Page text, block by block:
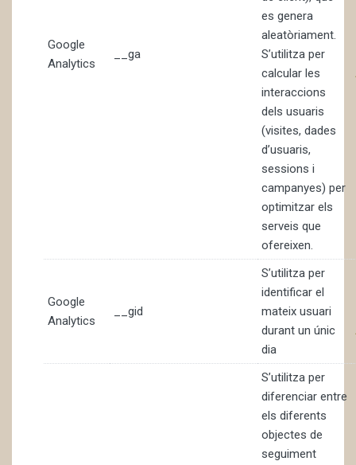
Google
Analytics
__ga
es genera
aleatòriament.
S’utilitza per
calcular les
interaccions
dels usuaris
(visites, dades
d’usuaris,
sessions i
campanyes) per
optimitzar els
serveis que
ofereixen.
Google
Analytics
__gid
S’utilitza per
identificar el
mateix usuari
durant un únic
dia
S’utilitza per
diferenciar entre
els diferents
objectes de
seguiment